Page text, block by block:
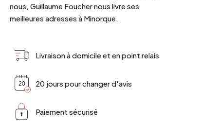
nous, Guillaume Foucher nous livre ses
meilleures adresses à Minorque.
Livraison à domicile et en point relais
20 jours pour changer d'avis
Paiement sécurisé